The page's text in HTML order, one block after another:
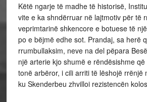
Këtë ngarje të madhe të historisë,
vite e ka shndërruar në lajtmotiv për të
veprimtarinë shkencore e botuese të
po e bëjmë edhe sot. Prandaj, sa herë
rrumbullaksim, neve na del pëpara
një arterie kjo shumë e rëndësishme
tonë arbëror, i cili arriti të lëshojë rrënjë
ku Skenderbeu zhvilloi rezistencën